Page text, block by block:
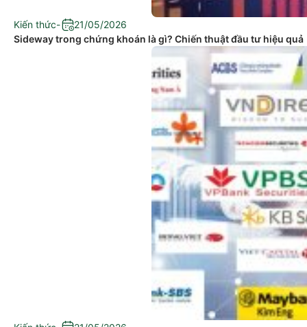
Kiến thức-
21/05/2026
Sideway trong chứng khoán là gì? Chiến thuật đầu tư hiệu quả